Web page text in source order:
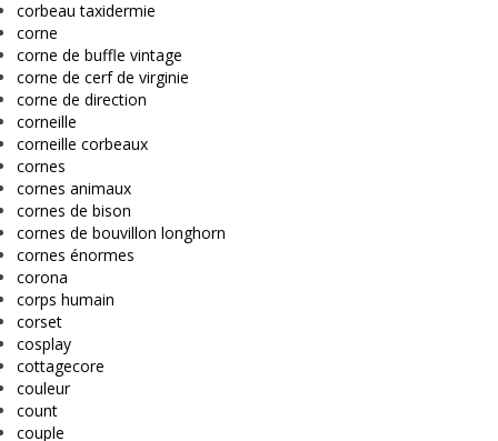
corbeau taxidermie
corne
corne de buffle vintage
corne de cerf de virginie
corne de direction
corneille
corneille corbeaux
cornes
cornes animaux
cornes de bison
cornes de bouvillon longhorn
cornes énormes
corona
corps humain
corset
cosplay
cottagecore
couleur
count
couple